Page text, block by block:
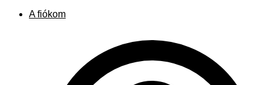
A fiókom